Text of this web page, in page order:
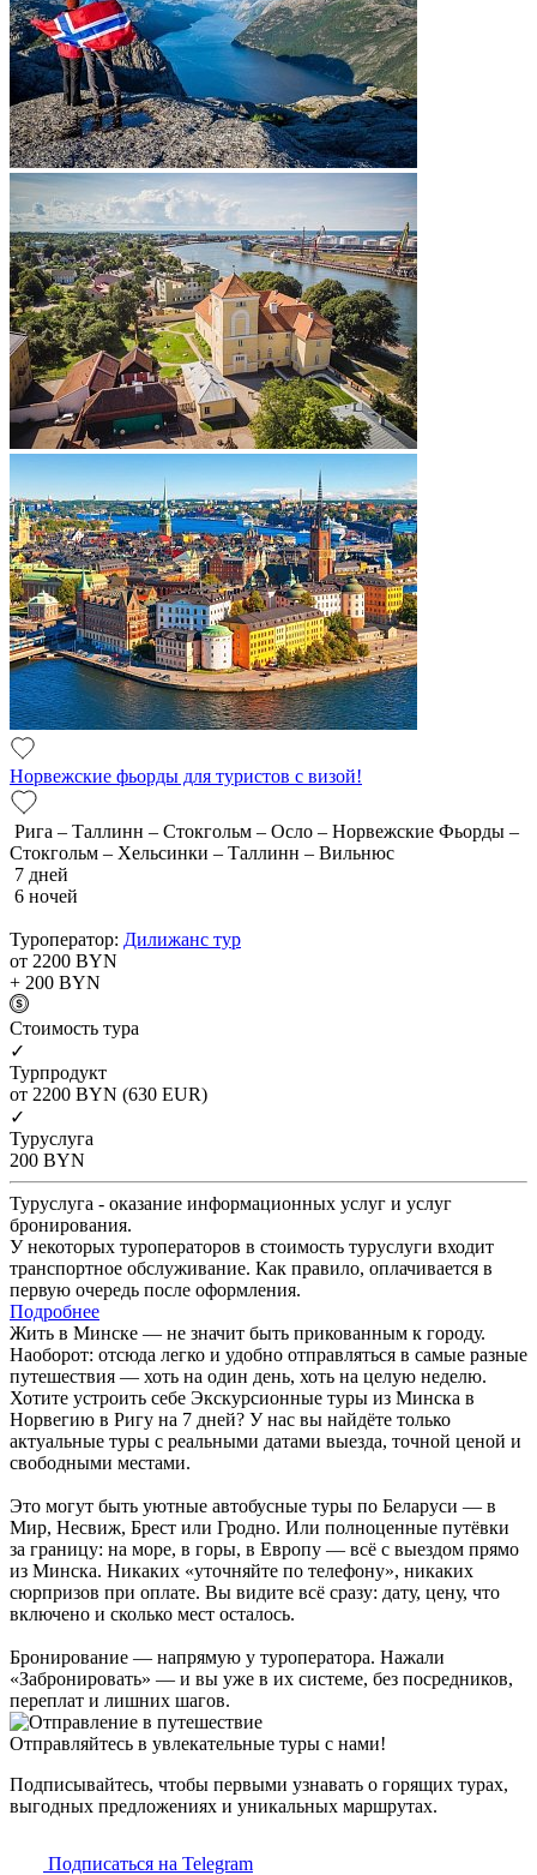
Норвежские фьорды для туристов с визой!
Рига – Таллинн – Стокгольм – Осло – Норвежские Фьорды –
Стокгольм – Хельсинки – Таллинн – Вильнюс
7 дней
6 ночей
Туроператор: Дилижанс тур
от 2200 BYN
+ 200 BYN
Cтоимость тура
✓
Турпродукт
от 2200 BYN (630 EUR)
✓
Туруслуга
200 BYN
Туруслуга - оказание информационных услуг и услуг
бронирования.
У некоторых туроператоров в стоимость туруслуги входит
транспортное обслуживание. Как правило, оплачивается в
первую очередь после оформления.
Подробнее
Жить в Минске — не значит быть прикованным к городу.
Наоборот: отсюда легко и удобно отправляться в самые разные
путешествия — хоть на один день, хоть на целую неделю.
Хотите устроить себе Экскурсионные туры из Минска в
Норвегию в Ригу на 7 дней? У нас вы найдёте только
актуальные туры с реальными датами выезда, точной ценой и
свободными местами.
Это могут быть уютные автобусные туры по Беларуси — в
Мир, Несвиж, Брест или Гродно. Или полноценные путёвки
за границу: на море, в горы, в Европу — всё с выездом прямо
из Минска. Никаких «уточняйте по телефону», никаких
сюрпризов при оплате. Вы видите всё сразу: дату, цену, что
включено и сколько мест осталось.
Бронирование — напрямую у туроператора. Нажали
«Забронировать» — и вы уже в их системе, без посредников,
переплат и лишних шагов.
Отправляйтесь в увлекательные туры с нами!
Подписывайтесь, чтобы первыми узнавать о горящих турах,
выгодных предложениях и уникальных маршрутах.
Подписаться на Telegram